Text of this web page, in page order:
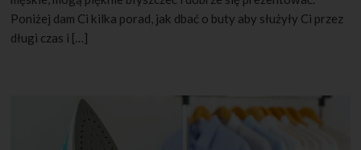
Poniżej dam Ci kilka porad, jak dbać o buty aby służyły Ci przez
długi czas i […]